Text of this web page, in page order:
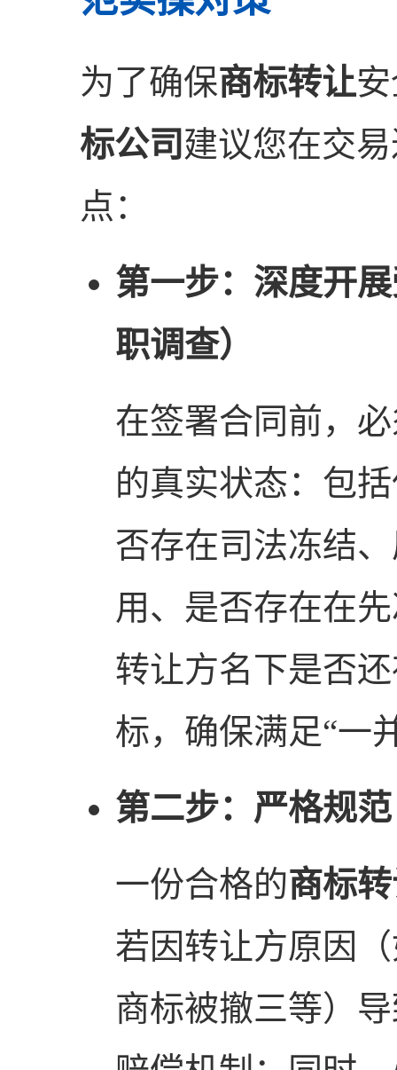
为了确保商标转让
标公司 建议您在交
点：
第一步：深度开
职调查）
在签署合同前，
的真实状态：包
否存在司法冻结
用、是否存在在
转让方名下是否
标，确保满足“一
第二步：严格规
一份合格的商标
若因转让方原因
商标被撤三等）